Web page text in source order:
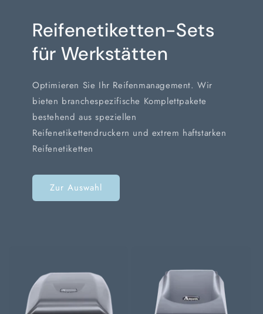
Reifenetiketten-Sets
für Werkstätten
Optimieren Sie Ihr Reifenmanagement. Wir
bieten branchespezifische Komplettpakete
bestehend aus speziellen
Reifenetikettendruckern und extrem haftstarken
Reifenetiketten
Zur Auswahl